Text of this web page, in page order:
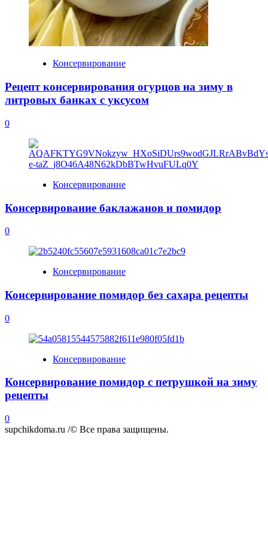
Консервирование
Рецепт консервирования огурцов на зиму в
литровых банках с уксусом
0
Консервирование
Консервирование баклажанов и помидор
0
Консервирование
Консервирование помидор без сахара рецепты
0
Консервирование
Консервирование помидор с петрушкой на зиму
рецепты
0
supchikdoma.ru /© Все права защищены.